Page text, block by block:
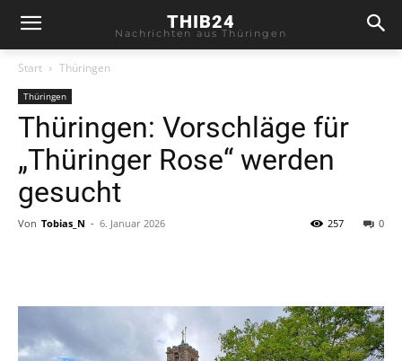
THIB24
Nachrichten aus Thüringen
Start Thüringen
Thüringen
Thüringen: Vorschläge für
„Thüringer Rose“ werden
gesucht
Von Tobias_N - 6. Januar 2026 0
257